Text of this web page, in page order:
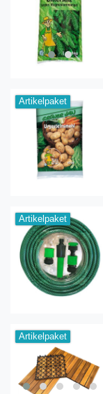
Artikelpaket
Artikelpaket
Artikelpaket